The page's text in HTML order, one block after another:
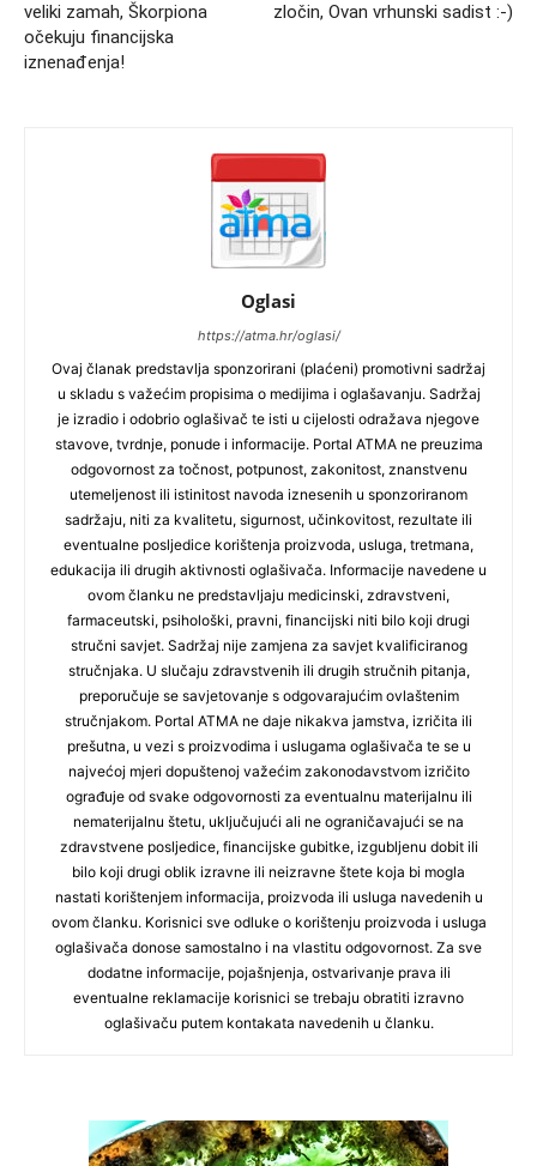
veliki zamah, Škorpiona
očekuju financijska
iznenađenja!
zločin, Ovan vrhunski sadist :-)
Oglasi
https://atma.hr/oglasi/
Ovaj članak predstavlja sponzorirani (plaćeni) promotivni sadržaj
u skladu s važećim propisima o medijima i oglašavanju. Sadržaj
je izradio i odobrio oglašivač te isti u cijelosti odražava njegove
stavove, tvrdnje, ponude i informacije. Portal ATMA ne preuzima
odgovornost za točnost, potpunost, zakonitost, znanstvenu
utemeljenost ili istinitost navoda iznesenih u sponzoriranom
sadržaju, niti za kvalitetu, sigurnost, učinkovitost, rezultate ili
eventualne posljedice korištenja proizvoda, usluga, tretmana,
edukacija ili drugih aktivnosti oglašivača. Informacije navedene u
ovom članku ne predstavljaju medicinski, zdravstveni,
farmaceutski, psihološki, pravni, financijski niti bilo koji drugi
stručni savjet. Sadržaj nije zamjena za savjet kvalificiranog
stručnjaka. U slučaju zdravstvenih ili drugih stručnih pitanja,
preporučuje se savjetovanje s odgovarajućim ovlaštenim
stručnjakom. Portal ATMA ne daje nikakva jamstva, izričita ili
prešutna, u vezi s proizvodima i uslugama oglašivača te se u
najvećoj mjeri dopuštenoj važećim zakonodavstvom izričito
ograđuje od svake odgovornosti za eventualnu materijalnu ili
nematerijalnu štetu, uključujući ali ne ograničavajući se na
zdravstvene posljedice, financijske gubitke, izgubljenu dobit ili
bilo koji drugi oblik izravne ili neizravne štete koja bi mogla
nastati korištenjem informacija, proizvoda ili usluga navedenih u
ovom članku. Korisnici sve odluke o korištenju proizvoda i usluga
oglašivača donose samostalno i na vlastitu odgovornost. Za sve
dodatne informacije, pojašnjenja, ostvarivanje prava ili
eventualne reklamacije korisnici se trebaju obratiti izravno
oglašivaču putem kontakata navedenih u članku.